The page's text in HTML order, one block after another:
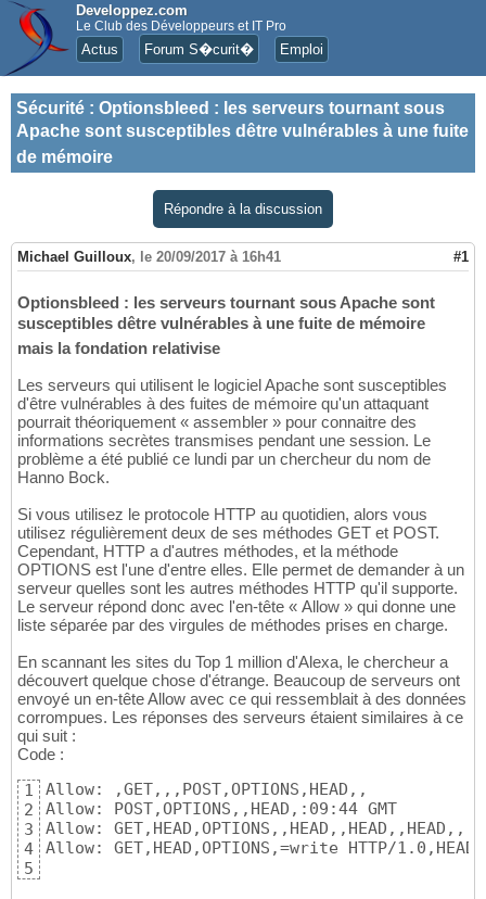
Developpez.com
Le Club des Développeurs et IT Pro
Actus Forum S�curit� Emploi
Sécurité : Optionsbleed : les serveurs tournant sous
Apache sont susceptibles dêtre vulnérables à une fuite
de mémoire
Répondre à la discussion
Michael Guilloux, le 20/09/2017 à 16h41 #1
Optionsbleed : les serveurs tournant sous Apache sont
susceptibles dêtre vulnérables à une fuite de mémoire
mais la fondation relativise
Les serveurs qui utilisent le logiciel Apache sont susceptibles
d'être vulnérables à des fuites de mémoire qu'un attaquant
pourrait théoriquement « assembler » pour connaitre des
informations secrètes transmises pendant une session. Le
problème a été publié ce lundi par un chercheur du nom de
Hanno Bock.
Si vous utilisez le protocole HTTP au quotidien, alors vous
utilisez régulièrement deux de ses méthodes GET et POST.
Cependant, HTTP a d'autres méthodes, et la méthode
OPTIONS est l'une d'entre elles. Elle permet de demander à un
serveur quelles sont les autres méthodes HTTP qu'il supporte.
Le serveur répond donc avec l'en-tête « Allow » qui donne une
liste séparée par des virgules de méthodes prises en charge.
En scannant les sites du Top 1 million d'Alexa, le chercheur a
découvert quelque chose d'étrange. Beaucoup de serveurs ont
envoyé un en-tête Allow avec ce qui ressemblait à des données
corrompues. Les réponses des serveurs étaient similaires à ce
qui suit :
Code :
1
2
3
4
5
Allow: ,GET,,,POST,OPTIONS,HEAD,,
Allow: POST,OPTIONS,,HEAD,:09:44 GMT
Allow:
Allow: GET,HEAD,OPTIONS,=write HTTP/